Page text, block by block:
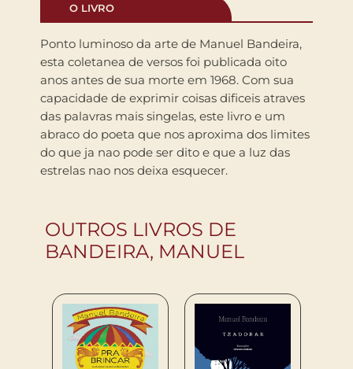
O LIVRO
Ponto luminoso da arte de Manuel Bandeira,
esta coletanea de versos foi publicada oito
anos antes de sua morte em 1968. Com sua
capacidade de exprimir coisas dificeis atraves
das palavras mais singelas, este livro e um
abraco do poeta que nos aproxima dos limites
do que ja nao pode ser dito e que a luz das
estrelas nao nos deixa esquecer.
OUTROS LIVROS DE
BANDEIRA, MANUEL